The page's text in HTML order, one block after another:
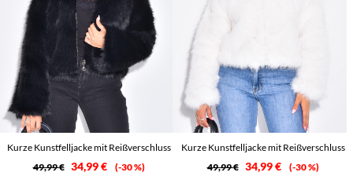
Kurze Kunstfelljacke mit Reißverschluss
49,99 € 34,99 € -30 %
Kurze Kunstfelljacke mit Reißverschluss
49,99 € 34,99 € -30 %